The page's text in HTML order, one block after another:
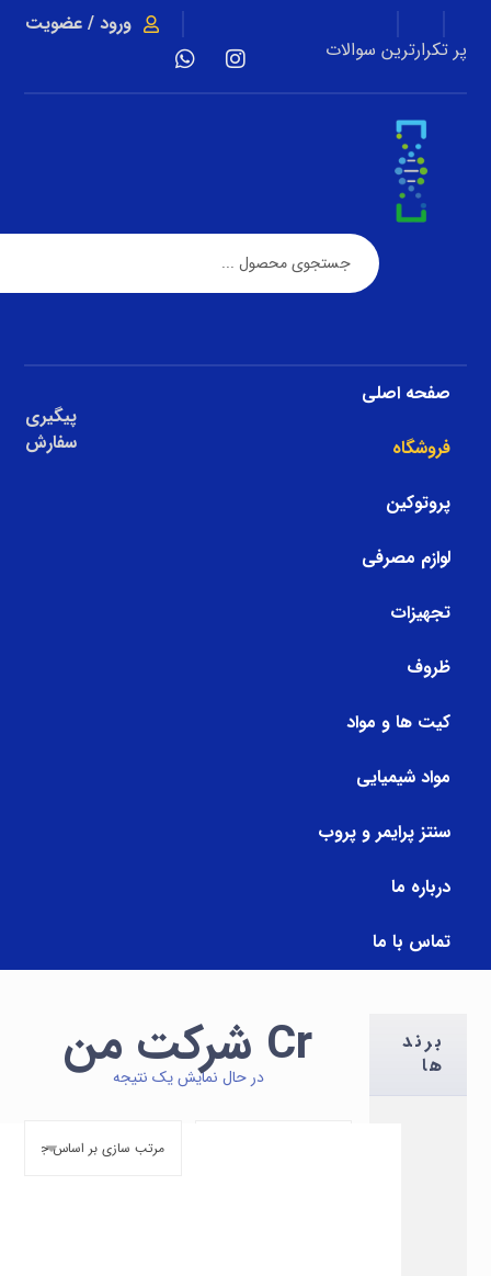
پر تکرارترین سوالات
ورود / عضویت
صفحه اصلی
فروشگاه
پروتوکین
لوازم مصرفی
تجهیزات
ظروف
کیت ها و مواد
مواد شیمیایی
سنتز پرایمر و پروب
درباره ما
تماس با ما
پیگیری
سفارش
Cr شرکت من در حال نمایش یک نتیجه
برند
ها